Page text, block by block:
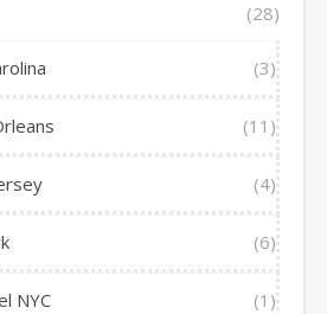
(28)
(3)
(11)
(4)
(6)
NYC (1)